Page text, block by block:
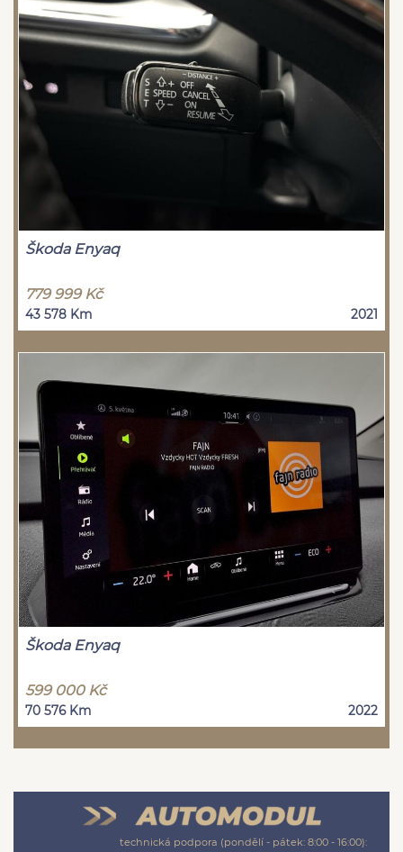
Škoda Enyaq
779 999 Kč
43 578 Km 2021
Škoda Enyaq
599 000 Kč
70 576 Km 2022
technická podpora (pondělí - pátek: 8:00 - 16:00):